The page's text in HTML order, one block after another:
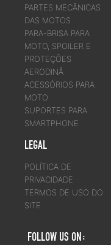
PARTES MECÂNICAS
DAS MOTOS
PARA-BRISA PARA
MOTO, SPOILER E
PROTEÇÕES
AERODINÂ
ACESSÓRIOS PARA
MOTO
SUPORTES PARA
SMARTPHONE
LEGAL
POLÍTICA DE
PRIVACIDADE
TERMOS DE USO DO
SITE
FOLLOW US ON: